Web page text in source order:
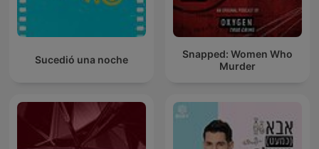
Sucedió una noche
Snapped: Women Who
Murder